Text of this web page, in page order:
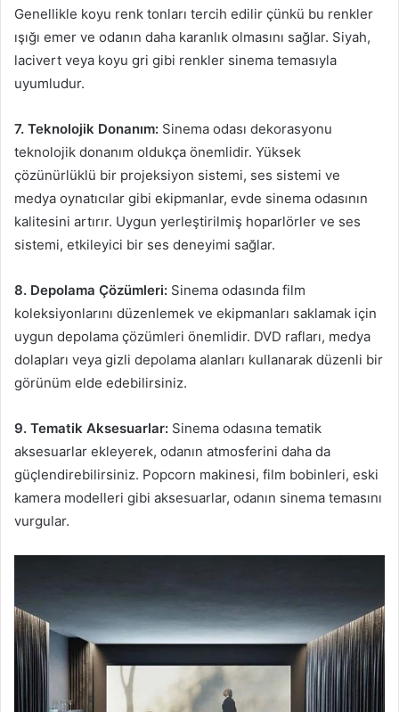
Genellikle koyu renk tonları tercih edilir çünkü bu renkler
ışığı emer ve odanın daha karanlık olmasını sağlar. Siyah,
lacivert veya koyu gri gibi renkler sinema temasıyla
uyumludur.
7. Teknolojik Donanım: Sinema odası dekorasyonu
teknolojik donanım oldukça önemlidir. Yüksek
çözünürlüklü bir projeksiyon sistemi, ses sistemi ve
medya oynatıcılar gibi ekipmanlar, evde sinema odasının
kalitesini artırır. Uygun yerleştirilmiş hoparlörler ve ses
sistemi, etkileyici bir ses deneyimi sağlar.
8. Depolama Çözümleri: Sinema odasında film
koleksiyonlarını düzenlemek ve ekipmanları saklamak için
uygun depolama çözümleri önemlidir. DVD rafları, medya
dolapları veya gizli depolama alanları kullanarak düzenli bir
görünüm elde edebilirsiniz.
9. Tematik Aksesuarlar: Sinema odasına tematik
aksesuarlar ekleyerek, odanın atmosferini daha da
güçlendirebilirsiniz. Popcorn makinesi, film bobinleri, eski
kamera modelleri gibi aksesuarlar, odanın sinema temasını
vurgular.